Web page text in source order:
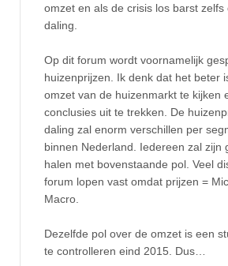
omzet en als de crisis los barst zelfs
daling.
Op dit forum wordt voornamelijk
huizenprijzen. Ik denk dat het beter
omzet van de huizenmarkt te kijken
conclusies uit te trekken. De
daling zal enorm verschillen per
binnen Nederland. Iedereen zal zijn
halen met bovenstaande pol. Veel
forum lopen vast omdat prijzen =
Macro.
Dezelfde pol over de omzet is een
te controlleren eind 2015. Dus…